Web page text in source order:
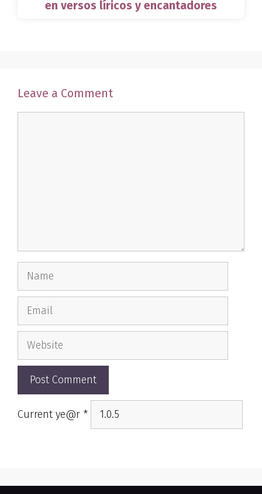
en versos líricos y encantadores
Leave a Comment
Name
Email
Website
Current ye@r *